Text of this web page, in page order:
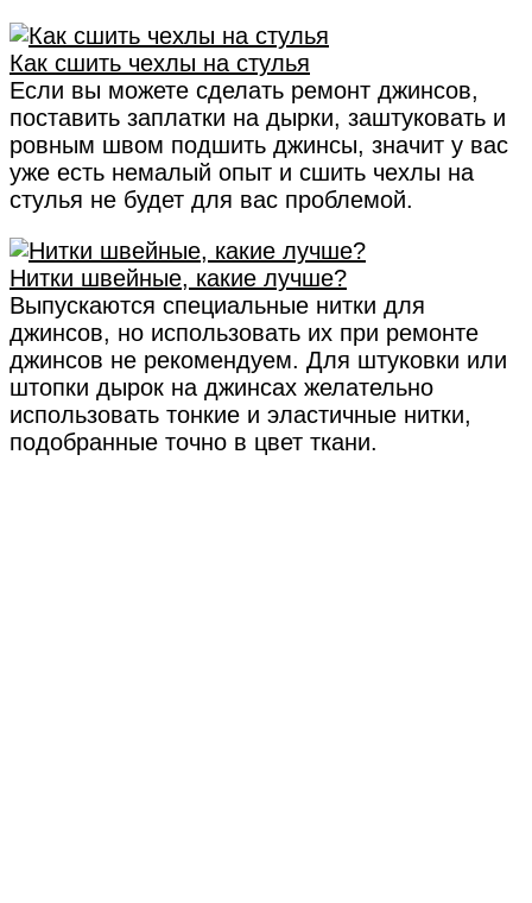
Как сшить чехлы на стулья
Если вы можете сделать ремонт джинсов,
поставить заплатки на дырки, заштуковать и
ровным швом подшить джинсы, значит у вас
уже есть немалый опыт и сшить чехлы на
стулья не будет для вас проблемой.
Нитки швейные, какие лучше?
Выпускаются специальные нитки для
джинсов, но использовать их при ремонте
джинсов не рекомендуем. Для штуковки или
штопки дырок на джинсах желательно
использовать тонкие и эластичные нитки,
подобранные точно в цвет ткани.